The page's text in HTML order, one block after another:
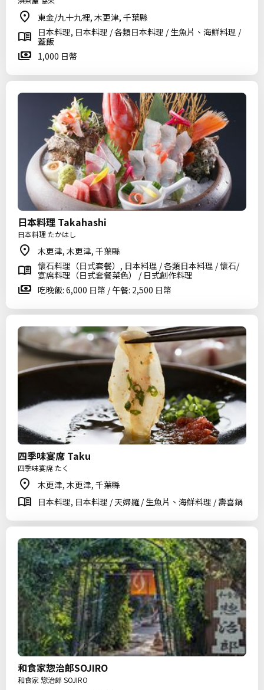
東金/九十九裡, 木更津, 千葉縣
日本料理, 日本料理 / 各類日本料理 / 生魚片、海鮮料理 /
蓋飯
1,000 日幣
日本料理 Takahashi
日本料理 たかはし
木更津, 木更津, 千葉縣
懷石料理（日式套餐）, 日本料理 / 各類日本料理 / 懷石/
宴席料理（日式套餐菜色） / 日式創作料理
吃晚飯: 6,000 日幣 / 午餐: 2,500 日幣
四季味宴席 Taku
四季味宴席 たく
木更津, 木更津, 千葉縣
日本料理, 日本料理 / 天婦羅 / 生魚片、海鮮料理 / 壽喜鍋
和食家惣治郎SOJIRO
和食家 惣治郎 SOJIRO